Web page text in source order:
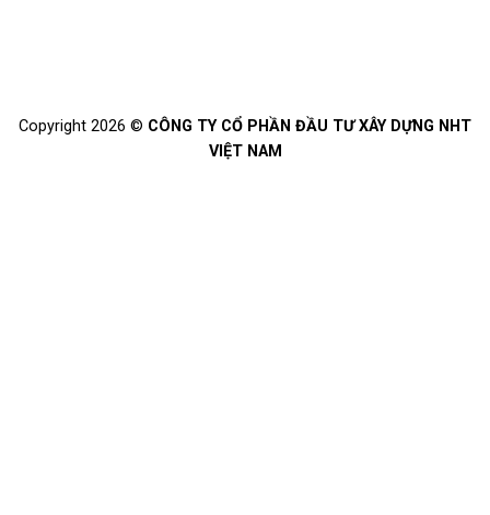
Copyright 2026 © CÔNG TY CỔ PHẦN ĐẦU TƯ XÂY DỰNG NHT
VIỆT NAM